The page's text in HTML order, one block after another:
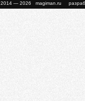
2014 — 2026 magiman.ru